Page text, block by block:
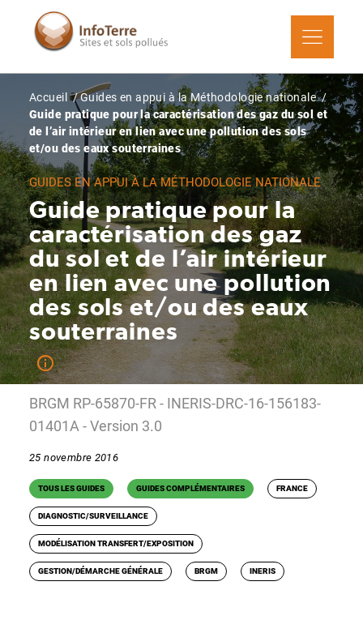
contenu
Fil
d'Ariane
Accueil
Guides en appui à la Méthodologie nationale
Guide pratique pour la caractérisation des gaz du sol et
de l’air intérieur en lien avec une pollution des sols
et/ou des eaux souterraines
GUIDES EN APPUI À LA MÉTHODOLOGIE NATIONALE
Guide pratique pour la
caractérisation des gaz
du sol et de l’air intérieur
en lien avec une pollution
des sols et/ou des eaux
souterraines
BRGM RP-65870-FR - INERIS-DRC-16-156183-
01401A - Version 3.0
25 novembre 2016
TOUS LES GUIDES GUIDES COMPLÉMENTAIRES FRANCE
DIAGNOSTIC/SURVEILLANCE
MODÉLISATION TRANSFERT/EXPOSITION
GESTION/DÉMARCHE GÉNÉRALE BRGM INERIS